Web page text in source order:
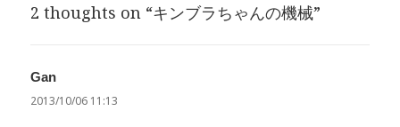
ー
2 thoughts on “キンブラちゃんの機械”
Gan
り:
2013/10/06 11:13